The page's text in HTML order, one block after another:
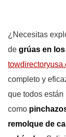
¿Necesitas
de grúas en
completo y
que todos
como
remolque de